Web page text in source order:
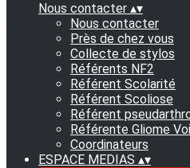
Nous contacter ▴▾
Nous contacter
Près de chez vous
Collecte de stylos
Référents NF2
Référent Scolarité
Référent Scoliose
Référent
Référente Gliome
Coordinateurs
ESPACE MEDIAS ▴▾